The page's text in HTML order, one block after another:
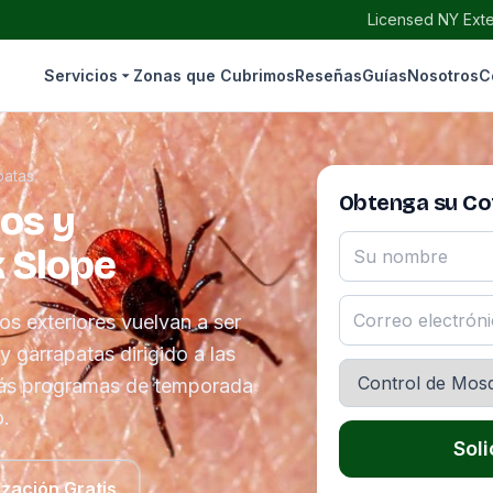
Licensed NY
Servicios Zonas que CubrimosReseñasGuíasNosotros
y
Slope
exteriores vuelvan a ser
garrapatas dirigido a las
programas de temporada
Gratis
Obtenga su